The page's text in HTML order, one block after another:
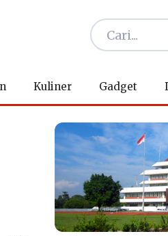
Kuliner Gadget